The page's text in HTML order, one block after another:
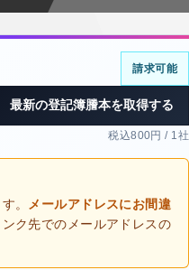
請求可能
最新の登記簿謄本を取得する
税込800円 / 1社
。 メールアドレスにお間違
ク先でのメールアドレスの